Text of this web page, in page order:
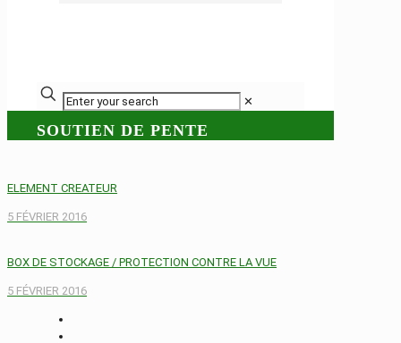
✕
SOUTIEN DE PENTE
ELEMENT CREATEUR
5 FÉVRIER 2016
BOX DE STOCKAGE / PROTECTION CONTRE LA VUE
5 FÉVRIER 2016